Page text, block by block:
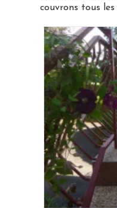
couvrons tous les